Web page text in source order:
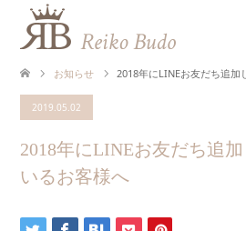
お知らせ 2018年にLINEお友だち追
2019.05.02
2018年にLINEお友だち追
いるお客様へ